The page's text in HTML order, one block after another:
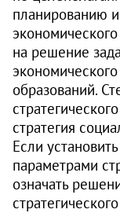
планированию
на решение
образований.
стратегия
Если
параметрами
означать